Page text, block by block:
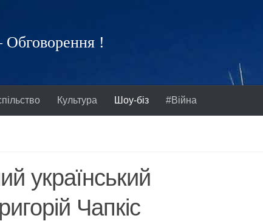
Обговорення !
Культура Шоу-біз #Війна
український
Чапкіс